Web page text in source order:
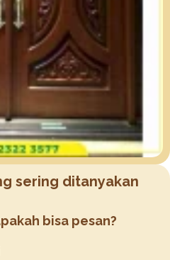
sering ditanyakan
bisa pesan?